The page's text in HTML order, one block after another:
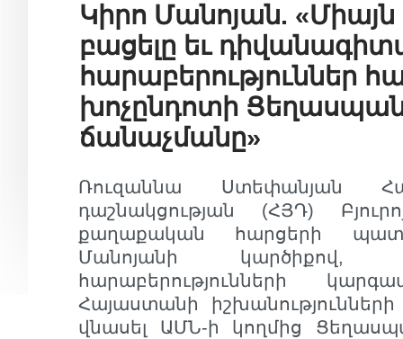
Կիրո Մանոյան.
բացելը եւ
հարաբերություններ
խոչընդոտի
ճանաչմանը»
Ռուզաննա Ստեփանյան
դաշնակցության (ՀՅԴ)
քաղաքական հարցերի
Մանոյանի կարծիքով,
հարաբերությունների
Հայաստանի
վնասել ԱՄՆ-ի կողմից